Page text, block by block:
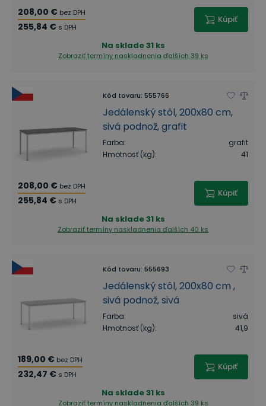
208,00 € bez DPH
255,84 € s DPH
Kúpiť
Na sklade31 ks
Zobraziť termíny naskladnenia ďalších 39 ks
Kód tovaru: 555766
Jedálenský stôl, 200x80 cm,
sivá podnož, grafit
Farba:
grafit
Hmotnosť (kg): 41
208,00 € bez DPH
255,84 € s DPH
Kúpiť
Na sklade31 ks
Zobraziť termíny naskladnenia ďalších 40 ks
Kód tovaru: 555693
Jedálenský stôl, 200x80 cm ,
sivá podnož, sivá
Farba:
sivá
Hmotnosť (kg): 41,9
189,00 € bez DPH
232,47 € s DPH
Kúpiť
Na sklade31 ks
Zobraziť termíny naskladnenia ďalších 39 ks